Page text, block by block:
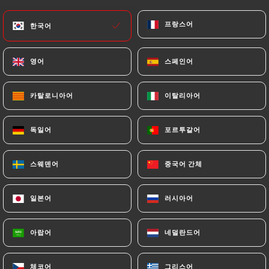
메뉴
한국어 프랑스어
영어 스페인어
카탈로니아어 이탈리아어
독일어 포르투갈어
스웨덴어 중국어 간체
일본어 러시아어
아랍어 네덜란드어
체코어 그리스어
홈/연락처
연락처
Tikka Restaurant
한국어 프랑스어
영어 스페인어
카탈로니아어 이탈리아어
독일어 포르투갈어
스웨덴어 중국어 간체
일본어 러시아어
아랍어 네덜란드어
체코어 그리스어